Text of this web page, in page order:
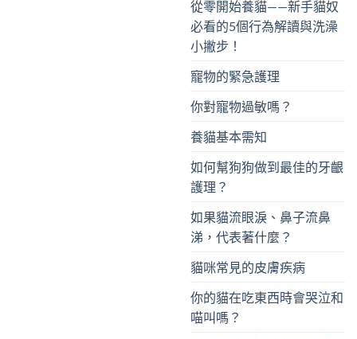
從零開始養貓——新手貓奴
必看的5個行為解讀與洗澡
小撇步！
寵物的緊急護理
你對寵物過敏嗎？
養貓基本需知
如何幫狗狗做到最佳的牙齦
護理？
如果貓流眼淚、鼻子流鼻
涕，代表著什麼？
貓咪常見的皮膚疾病
你的貓在吃東西時會哭泣和
喵叫嗎？